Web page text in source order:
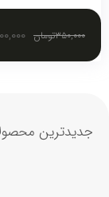
تومان۳۵۰,۰۰۰
جدیدترین